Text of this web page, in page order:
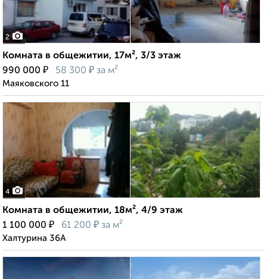
2
Комната в общежитии, 17м², 3/3 этаж
990 000 ₽ 58 300 ₽ за м²
Маяковского 11
4
Комната в общежитии, 18м², 4/9 этаж
1 100 000 ₽ 61 200 ₽ за м²
Халтурина 36А